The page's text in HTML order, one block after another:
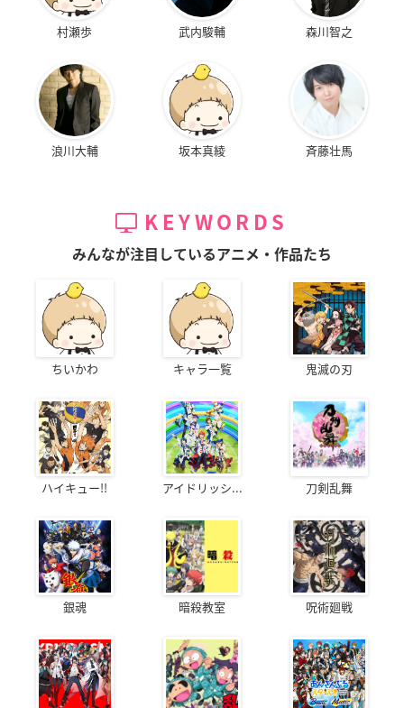
村瀬歩 武内駿輔 森川智之
浪川大輔 坂本真綾 斉藤壮馬
KEYWORDS
みんなが注目しているアニメ・作品たち
ちいかわ キャラ一覧 鬼滅の刃
ハイキュー!! アイドリッシ... 刀剣乱舞
銀魂 暗殺教室 呪術廻戦